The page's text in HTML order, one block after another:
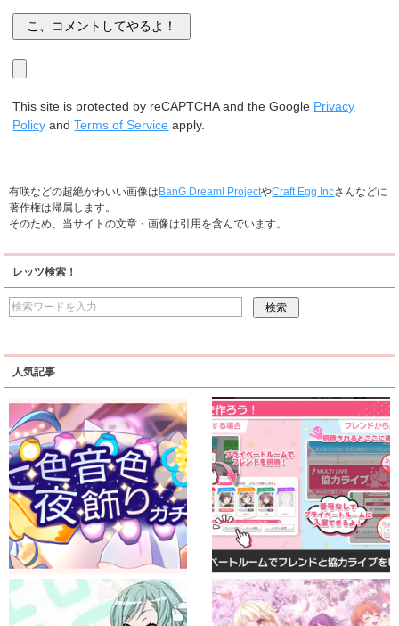
This site is protected by reCAPTCHA and the Google Privacy
Policy andTerms of Service apply.
有咲などの超絶かわいい画像は BanG Dream! ProjectやCraft Egg Incさんなどに
著作権は帰属します。
そのため、当サイトの文章・画像は引用を含んでいます。
レッツ検索！
人気記事